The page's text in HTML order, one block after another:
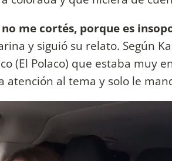
no me cortés, porque es
y siguió su relato. Según
(El Polaco) que estaba muy
atención al tema y solo le